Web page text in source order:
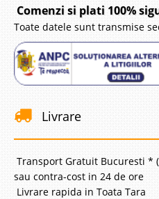
Comenzi si plati 100%
Toate datele sunt transmise
Livrare
Transport Gratuit Bucuresti *
sau contra-cost in 24 de ore
Livrare rapida in Toata Tara